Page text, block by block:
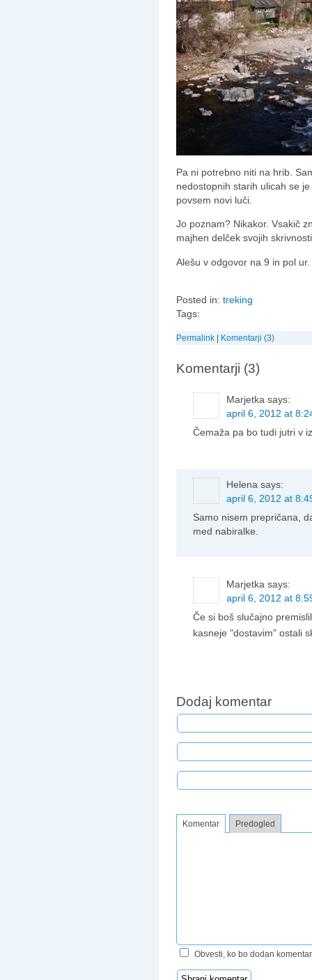
Pa ni potrebno niti na hrib.
nedostopnih starih ulicah se
povsem novi luči.
Jo poznam? Nikakor. Vsakič
majhen delček svojih
Alešu v odgovor na 9 in pol
Posted in: treking
Tags:
Permalink | Komentarji (3)
Komentarji (3)
Marjetka says:
april 6, 2012 at
Čemaža pa bo tudi jutri v
Helena says:
april 6, 2012 at
Samo nisem prepričana,
med nabiralke.
Marjetka says:
april 6, 2012 at
Če si boš slučajno
kasneje "dostavim" ostali
Dodaj komentar
Komentar Predogled
Obvesti, ko bo dodan komentar